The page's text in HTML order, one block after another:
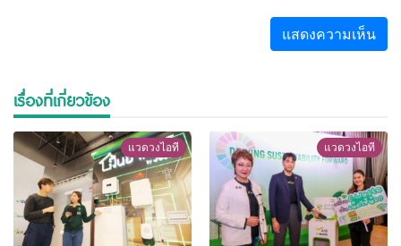
เรื่องที่เกี่ยวข้อง
แวดวงไอที แวดวงไอที